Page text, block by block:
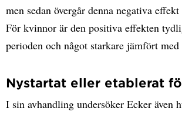
men sedan övergår denna negativa
För kvinnor är den positiva effekten
perioden och något starkare jämfört med
Nystartat eller etablerat
I sin avhandling undersöker Ecker även